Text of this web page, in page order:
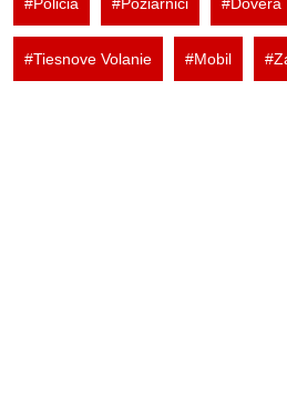
#Policia #Poziarnici #Dovera
#Tiesnove Volanie #Mobil